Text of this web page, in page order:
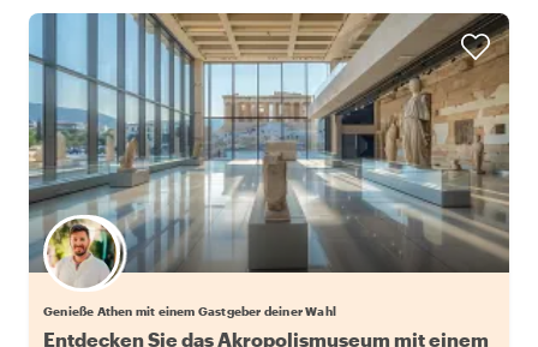
Wähle deinen Lieblingsgastgeber
Genieße Athen mit einem Gastgeber deiner Wahl
Entdecken Sie das Akropolismuseum mit einem